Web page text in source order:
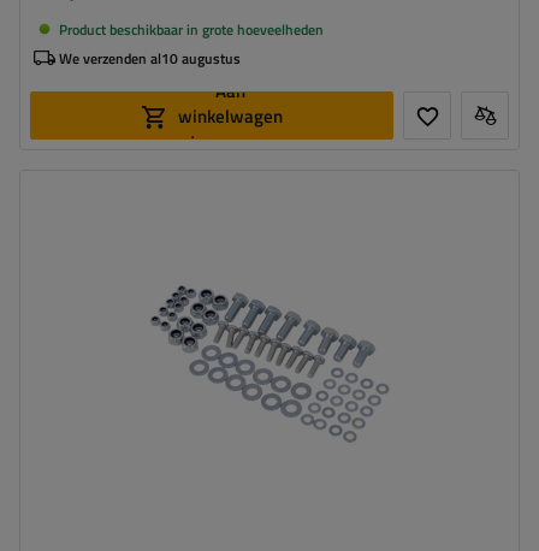
Product beschikbaar in grote hoeveelheden
We verzenden al10 augustus
Aan
winkelwagen
toevoegen